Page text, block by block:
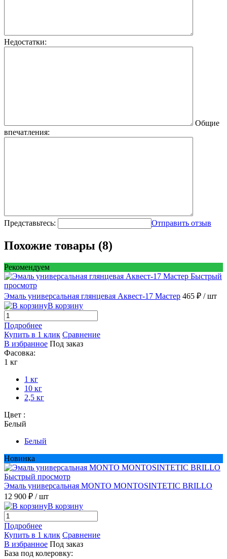
Недостатки:
Общие
впечатления:
Представьтесь: Отправить отзыв
Похожие товары (8)
Рекомендуем
Быстрый
просмотр
Эмаль универсальная глянцевая Аквест-17 Мастер 465 ₽ / шт
В корзину
Подробнее
Купить в 1 клик Сравнение
В избранное Под заказ
Фасовка:
1 кг
1 кг
10 кг
2,5 кг
Цвет :
Белый
Белый
Новинка
Быстрый просмотр
Эмаль универсальная MONTO MONTOSINTETIC BRILLO
12 900 ₽ / шт
В корзину
Подробнее
Купить в 1 клик Сравнение
В избранное Под заказ
База под колеровку: